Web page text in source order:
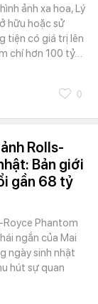
ảnh xa hoa, Lý
hữu hoặc sử
tiện có giá trị lên
chí hơn 100 tỷ…
0
Rolls-
Bản giới
gần 68 tỷ
Phantom
ngắn của Mai
ngày sinh nhật
hút sự quan